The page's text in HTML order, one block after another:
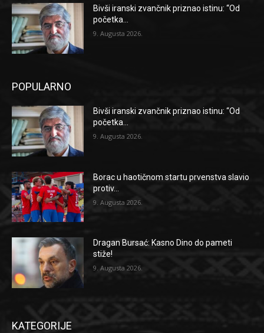
Bivši iranski zvančnik priznao istinu: “Od
početka...
9. Augusta 2026.
POPULARNO
Bivši iranski zvančnik priznao istinu: “Od
početka...
9. Augusta 2026.
Borac u haotičnom startu prvenstva slavio
protiv...
9. Augusta 2026.
Dragan Bursać: Kasno Dino do pameti
stiže!
9. Augusta 2026.
KATEGORIJE